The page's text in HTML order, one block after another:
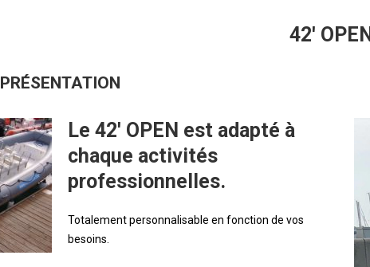
42' OPEN
PRÉSENTATION
Le 42′ OPEN est adapté à
chaque activités
professionnelles.
Totalement personnalisable en fonction de vos
besoins.